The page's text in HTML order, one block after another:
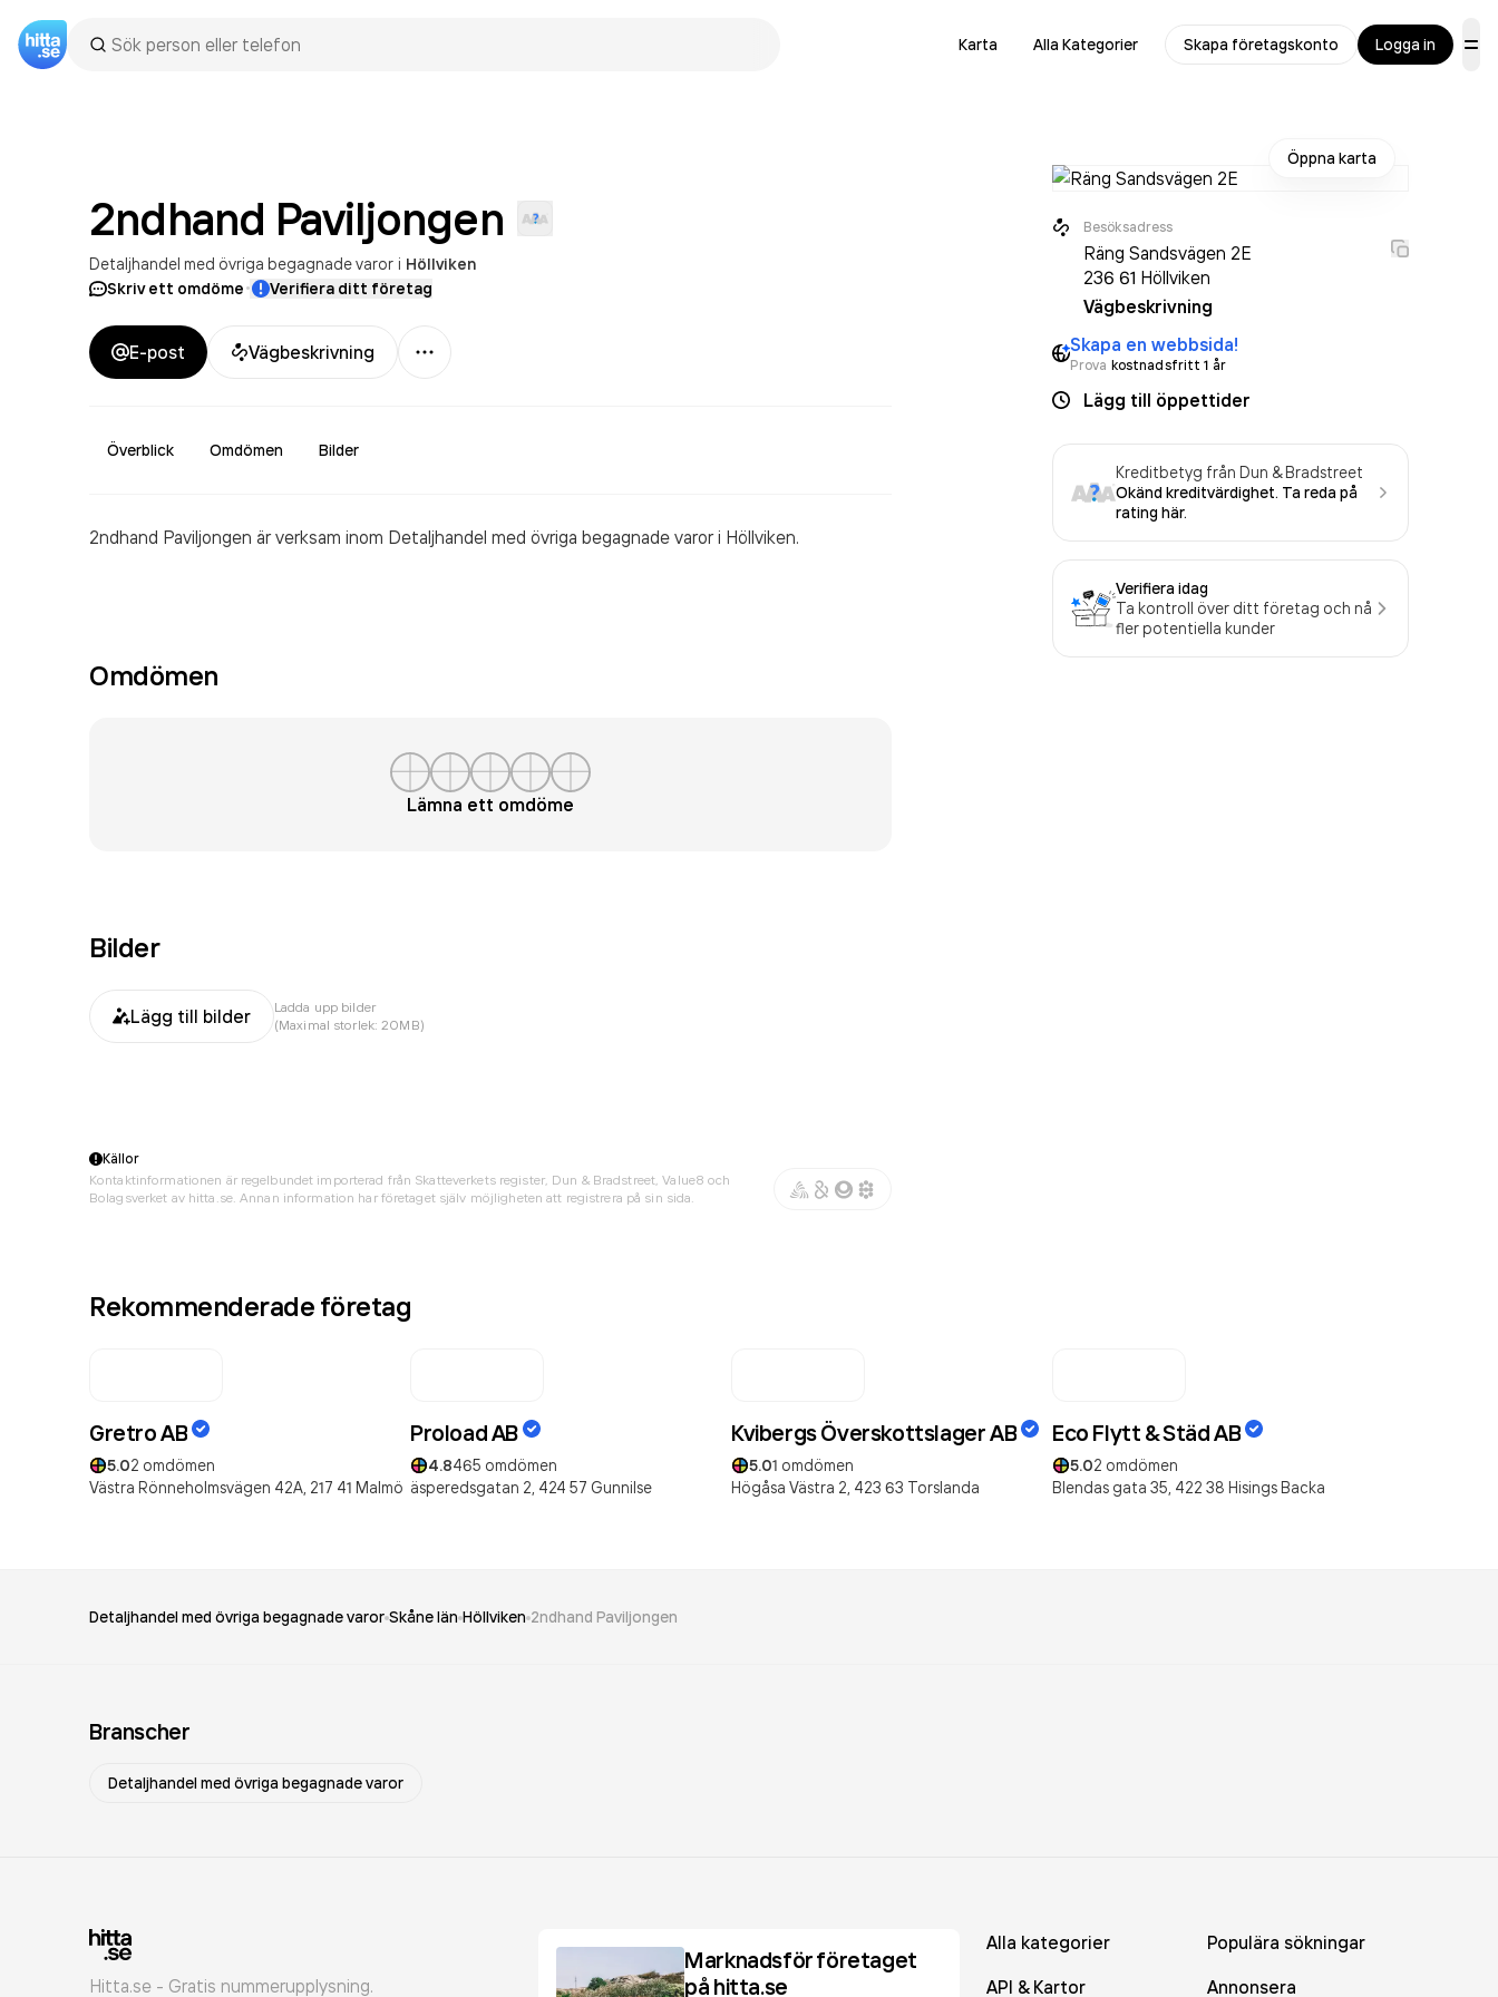
Karta Alla Kategorier Skapa företagskonto Logga in
2ndhand Paviljongen
Detaljhandel med övriga begagnade varor i Höllviken
Skriv ett omdöme· Verifiera ditt företag
E-post Vägbeskrivning
Mer
Överblick Omdömen Bilder
2ndhand Paviljongen är verksam inom Detaljhandel med övriga begagnade varori Höllviken.
Omdömen
Lämna ett omdöme
Bilder
Lägg till bilder
Ladda upp bilder
(Maximal storlek: 20MB)
Öppna karta
Besöksadress
Räng Sandsvägen 2E
236 61 Höllviken
Vägbeskrivning
Skapa en webbsida!
Prova kostnadsfritt 1 år
Lägg till öppettider
Kreditbetyg från Dun & Bradstreet
Okänd kreditvärdighet. Ta reda på
rating här.
Verifiera idag
Ta kontroll över ditt företag och nå
fler potentiella kunder
Källor
Kontaktinformationen är regelbundet importerad från Skatteverkets register, Dun & Bradstreet, Value8 och
Bolagsverket av hitta.se. Annan information har företaget själv möjligheten att registrera på sin sida.
Rekommenderade företag
Gretro AB
5.02 omdömen
Västra Rönneholmsvägen 42A, 217 41 Malmö
Proload AB
4.8465 omdömen
äsperedsgatan 2, 424 57 Gunnilse
Kvibergs Överskottslager AB
5.01 omdömen
Högåsa Västra 2, 423 63 Torslanda
Eco Flytt & Städ AB
5.02 omdömen
Blendas gata 35, 422 38 Hisings Backa
Detaljhandel med övriga begagnade varor Skåne län Höllviken 2ndhand Paviljongen
Branscher
Detaljhandel med övriga begagnade varor
Hitta.se - Gratis nummerupplysning.
Marknadsför företaget
på hitta.se
Alla kategorier
Populära sökningar
API & Kartor
Annonsera